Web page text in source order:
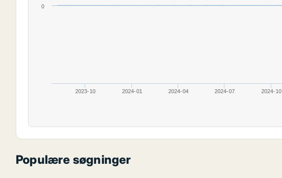
2023-10 2024-01 2024-04 2024-07 2024-10
0
Populære søgninger